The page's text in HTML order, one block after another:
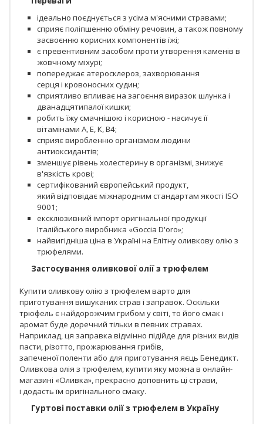
ідеально поєднується з усіма м'ясними стравами;
сприяє поліпшенню обміну речовин, а також повному
засвоєнню корисних компонентів їжі;
є превентивним засобом проти утворення каменів в
жовчному міхурі;
попереджає атеросклероз, захворювання
серця і кровоносних судин;
сприятливо впливає на загоєння виразок шлунка і
дванадцятипалої кишки;
робить їжу смачнішою і корисною - насичує її
вітамінами А, Е, К, В4;
сприяє виробленню організмом людини
антиоксидантів;
зменшує рівень холестерину в організмі, знижує
в'язкість крові;
сертифікований європейський продукт,
який відповідає міжнародним стандартам якості ISO
9001;
ексклюзивний імпорт оригінальної продукції
Італійського виробника «Goccia D'oro»;
найвигідніша ціна в Україні на Елітну оливкову олію з
трюфелями.
Застосування оливкової олії з трюфелем
Купити оливкову олію з трюфелем варто для
приготування вишуканих страв і заправок. Оскільки
трюфель є найдорожчим грибом у світі, то його смак і
аромат буде доречний тільки в певних стравах.
Наприклад, ця заправка відмінно підійде для різних видів
пасти, різотто, прожарювання грибів,
запеченої поленти або для приготування яєць Бенедикт.
Оливкова олія з трюфелем, купити яку можна в онлайн-
магазині «Оливка», прекрасно доповнить ці страви,
і додасть їм оригінального смаку.
Гуртові поставки олії з трюфелем в Україну